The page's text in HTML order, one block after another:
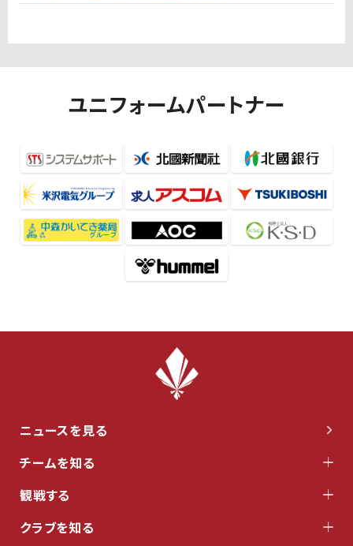
ユニフォームパートナー
ニュースを見る
チームを知る
観戦する
クラブを知る